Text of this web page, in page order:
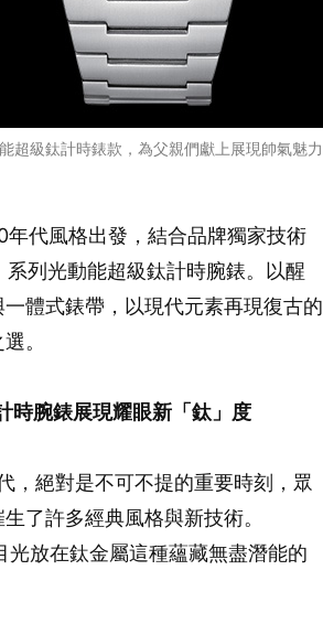
超級鈦計時錶款，為父親們獻上展現帥氣魅力
代風格出發，結合品牌獨家技術
列光動能超級鈦計時腕錶。以醒
體式錶帶，以現代元素再現復古的
。
腕錶展現耀眼新「鈦」度
，絕對是不可不提的重要時刻，眾
了許多經典風格與新技術。
放在鈦金屬這種蘊藏無盡潛能的